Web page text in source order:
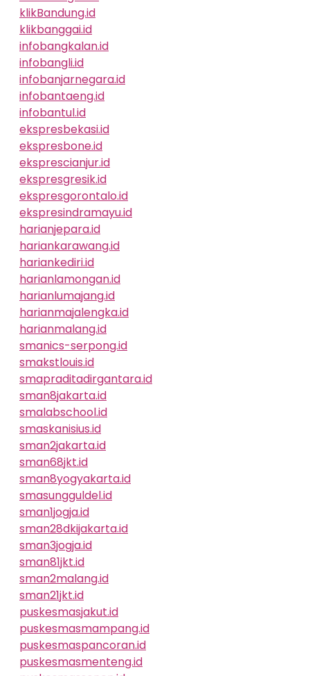
klikBandung.id
klikbanggai.id
infobangkalan.id
infobangli.id
infobanjarnegara.id
infobantaeng.id
infobantul.id
ekspresbekasi.id
ekspresbone.id
eksprescianjur.id
ekspresgresik.id
ekspresgorontalo.id
ekspresindramayu.id
harianjepara.id
hariankarawang.id
hariankediri.id
harianlamongan.id
harianlumajang.id
harianmajalengka.id
harianmalang.id
smanics-serpong.id
smakstlouis.id
smapraditadirgantara.id
sman8jakarta.id
smalabschool.id
smaskanisius.id
sman2jakarta.id
sman68jkt.id
sman8yogyakarta.id
smasungguldel.id
sman1jogja.id
sman28dkijakarta.id
sman3jogja.id
sman81jkt.id
sman2malang.id
sman21jkt.id
puskesmasjakut.id
puskesmasmampang.id
puskesmaspancoran.id
puskesmasmenteng.id